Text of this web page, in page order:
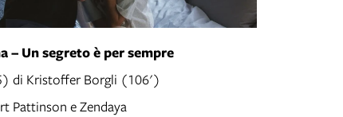
– Un segreto è per sempre
di Kristoffer Borgli (106')
Pattinson e Zendaya